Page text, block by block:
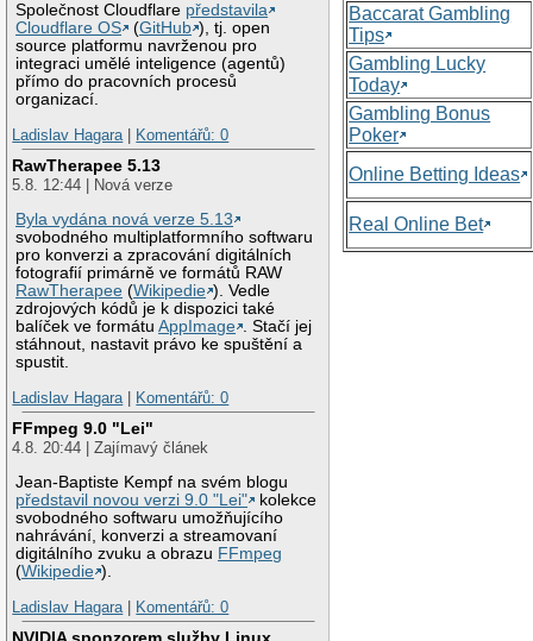
Společnost Cloudflare představila
Cloudflare OS
(GitHub ), tj. open
source platformu navrženou pro
integraci umělé inteligence (agentů)
přímo do pracovních procesů
organizací.
Ladislav Hagara
Komentářů: 0
RawTherapee 5.13
5.8. 12:44 | Nová verze
Byla vydána nová verze 5.13
svobodného multiplatformního softwaru
pro konverzi a zpracování digitálních
fotografií primárně ve formátů RAW
RawTherapee (Wikipedie ). Vedle
zdrojových kódů je k dispozici také
balíček ve formátuAppImage . Stačí jej
stáhnout, nastavit právo ke spuštění a
spustit.
Ladislav Hagara
Komentářů: 0
FFmpeg 9.0 "Lei"
4.8. 20:44 | Zajímavý článek
Jean-Baptiste Kempf na svém blogu
představil novou verzi 9.0 "Lei"
kolekce
svobodného softwaru umožňujícího
nahrávání, konverzi a streamovaní
digitálního zvuku a obrazu FFmpeg
(Wikipedie ).
Ladislav Hagara
Komentářů: 0
Baccarat Gambling
Tips
Gambling Lucky
Today
Gambling Bonus
Poker
Online Betting Ideas
Real Online Bet